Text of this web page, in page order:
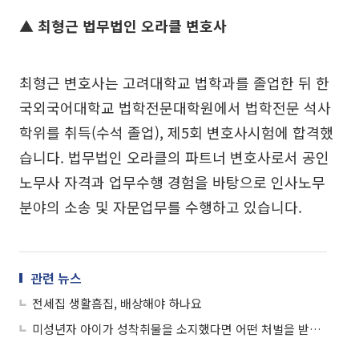
▲ 최형근 법무법인 오라클 변호사
최형근 변호사는 고려대학교 법학과를 졸업한 뒤 한
국외국어대학교 법학전문대학원에서 법학전문 석사
학위를 취득(수석 졸업), 제5회 변호사시험에 합격했
습니다. 법무법인 오라클의 파트너 변호사로서 공인
노무사 자격과 업무수행 경험을 바탕으로 인사노무
분야의 소송 및 자문업무를 수행하고 있습니다.
관련 뉴스
전세집 생활흠집, 배상해야 하나요
미성년자 아이가 성착취물을 소지했다면 어떤 처벌을 받나요